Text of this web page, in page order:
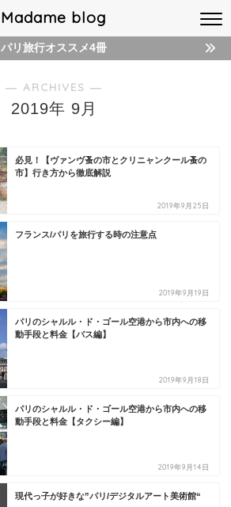
Madame blog
パリ旅行オススメ4冊
― ARCHIVES ―
2019年 9月
必見！【ヴァンヴ蚤の市とクリニャンクール蚤の
市】行き方から徹底解説
2019年9月25日
フランス/パリを旅行する時の注意点
2019年9月19日
パリのシャルル・ド・ゴール空港から市内への移
動手段と料金【バス編】
2019年9月18日
パリのシャルル・ド・ゴール空港から市内への移
動手段と料金【タクシー編】
2019年9月14日
現代っ子が好きな”パリ/デジタルアート美術館“